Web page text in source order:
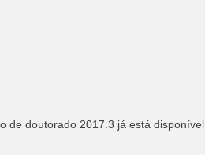
de doutorado 2017.3 já está disponível.